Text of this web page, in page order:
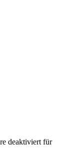
deaktiviertfür